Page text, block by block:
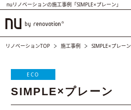
nuリノベーションの施工事例「SIMPLE×プレーン」
リノベーションTOP 施工事例 SIMPLE×プレーン
ECO
SIMPLE×プレーン